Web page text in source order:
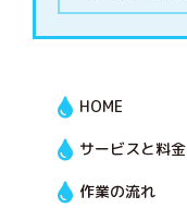
HOME
サービスと料金
作業の流れ